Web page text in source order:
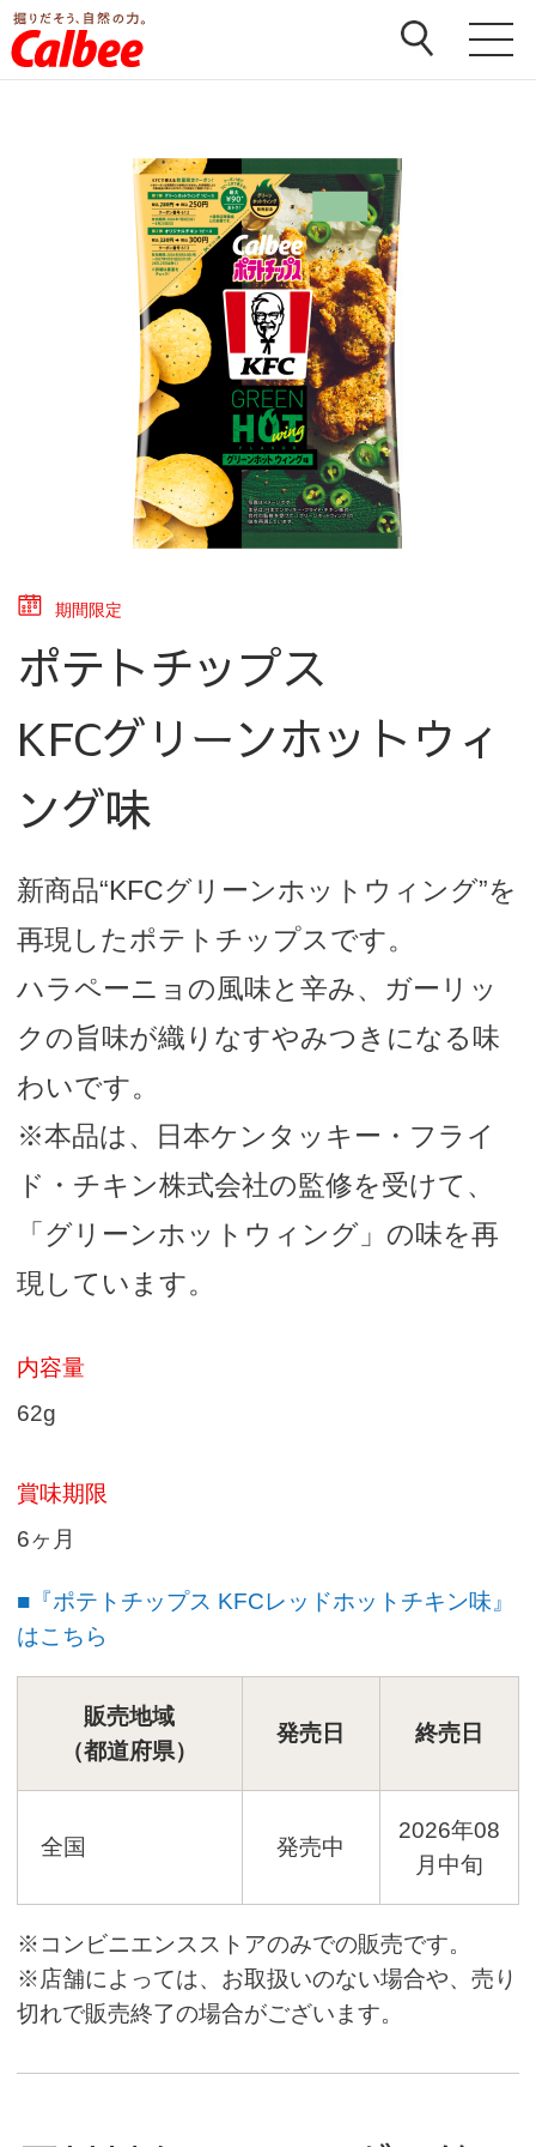
ホーム > 商品
ポテトチップス
KFCグリーンホットウィング味
期間限定
ポテトチップス
KFCグリーンホットウィ
ング味
新商品“KFCグリーンホットウィング”を
再現したポテトチップスです。
ハラペーニョの風味と辛み、ガーリッ
クの旨味が織りなすやみつきになる味
わいです。
※本品は、日本ケンタッキー・フライ
ド・チキン株式会社の監修を受けて、
「グリーンホットウィング」の味を再
現しています。
内容量
62g
賞味期限
6ヶ月
■『ポテトチップス KFCレッドホットチキン味』
はこちら
販売地域
（都道府県）
発売日 終売日
全国 発売中
2026年08
月中旬
※コンビニエンスストアのみでの販売です。
※店舗によっては、お取扱いのない場合や、売り
切れで販売終了の場合がございます。